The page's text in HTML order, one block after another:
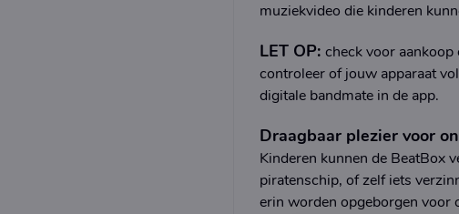
muziekvideo die kinderen
LET OP: check voor
controleer of jouw apparaat
digitale bandmate in de app.
Draagbaar plezier voor
Kinderen kunnen de BeatBox
piratenschip, of zelf iets
erin worden opgeborgen voor